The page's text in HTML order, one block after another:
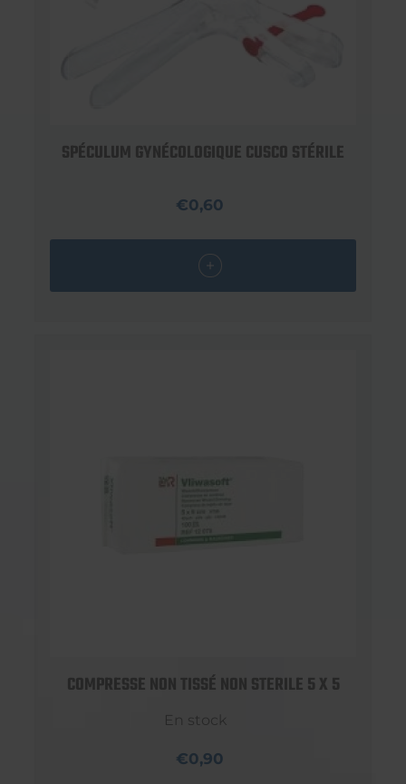
SPÉCULUM GYNÉCOLOGIQUE CUSCO STÉRILE
€0,60
COMPRESSE NON TISSÉ NON STERILE 5 X 5
En stock
€0,90